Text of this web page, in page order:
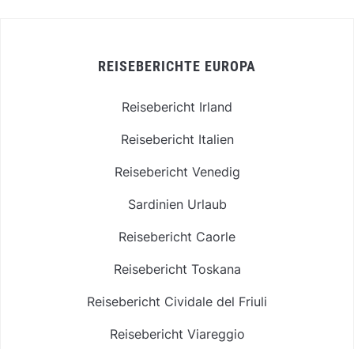
REISEBERICHTE EUROPA
Reisebericht Irland
Reisebericht Italien
Reisebericht Venedig
Sardinien Urlaub
Reisebericht Caorle
Reisebericht Toskana
Reisebericht Cividale del Friuli
Reisebericht Viareggio